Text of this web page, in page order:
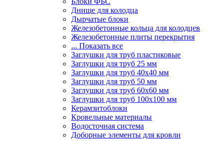
Днище для колодца
Дырчатые блоки
Железобетонные кольца для колодцев
Железобетонные плиты перекрытия
... Показать все
Заглушки для труб пластиковые
Заглушки для труб 25 мм
Заглушки для труб 40х40 мм
Заглушки для труб 50 мм
Заглушки для труб 60х60 мм
Заглушки для труб 100х100 мм
Керамзитоблоки
Кровельные материалы
Водосточная система
Доборные элементы для кровли